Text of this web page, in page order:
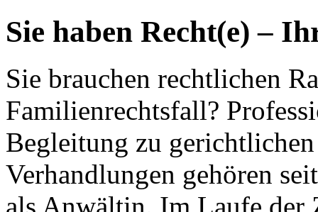
Sie haben Recht(e) –
Sie brauchen rechtlichen
Familienrechtsfall?
Begleitung zu
Verhandlungen gehören